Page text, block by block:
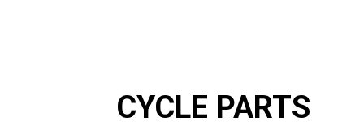
CYCLE PARTS